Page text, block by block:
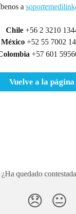
a
Chile +56 2 3210
México +52 55 7002
+57 601
Vuelve a la
¿Ha quedado
😞 😐